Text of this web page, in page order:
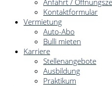
Anfahrt /
Kontaktformular
Vermietung
Auto-Abo
Bulli mieten
Karriere
Stellenangebote
Ausbildung
Praktikum